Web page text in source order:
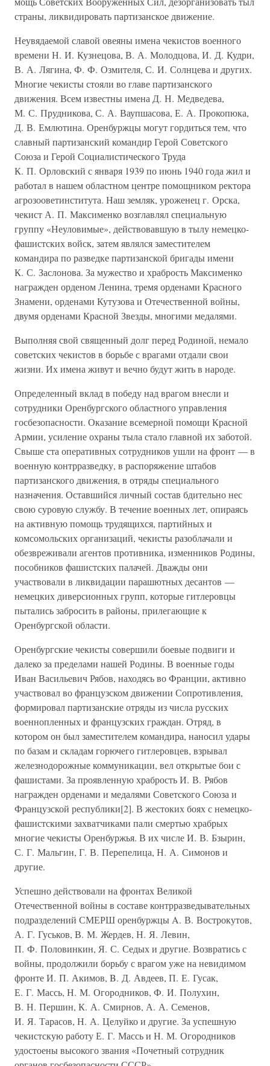
страны, ликвидировать партизанское движение.
Неувядаемой славой овеяны имена чекистов военного
времени Н. И. Кузнецова, В. А. Молодцова, И. Д. Кудри,
В. А. Лягина, Ф. Ф. Озмителя, С. И. Солнцева и других.
Многие чекисты стояли во главе партизанского
движения. Всем известны имена Д. Н. Медведева,
М. С. Прудникова, С. А. Ваупшасова, Е. А. Прокопюка,
Д. В. Емлютина. Оренбуржцы могут гордиться тем, что
славный партизанский командир Герой Советского
Союза и Герой Социалистического Труда
К. П. Орловский с января 1939 по июнь 1940 года жил и
работал в нашем областном центре помощником ректора
агрозооветинститута. Наш земляк, уроженец г. Орска,
чекист А. П. Максименко возглавлял специальную
группу «Неуловимые», действовавшую в тылу немецко-
фашистских войск, затем являлся заместителем
командира по разведке партизанской бригады имени
К. С. Заслонова. За мужество и храбрость Максименко
награжден орденом Ленина, тремя орденами Красного
Знамени, орденами Кутузова и Отечественной войны,
двумя орденами Красной Звезды, многими медалями.
Выполняя свой священный долг перед Родиной, немало
советских чекистов в борьбе с врагами отдали свои
жизни. Их имена живут и вечно будут жить в народе.
Определенный вклад в победу над врагом внесли и
сотрудники Оренбургского областного управления
госбезопасности. Оказание всемерной помощи Красной
Армии, усиление охраны тыла стало главной их заботой.
Свыше ста оперативных сотрудников ушли на фронт — в
военную контрразведку, в распоряжение штабов
партизанского движения, в отряды специального
назначения. Оставшийся личный состав бдительно нес
свою суровую службу. В течение военных лет, опираясь
на активную помощь трудящихся, партийных и
комсомольских организаций, чекисты разоблачали и
обезвреживали агентов противника, изменников Родины,
пособников фашистских палачей. Дважды они
участвовали в ликвидации парашютных десантов —
немецких диверсионных групп, которые гитлеровцы
пытались забросить в районы, прилегающие к
Оренбургской области.
Оренбургские чекисты совершили боевые подвиги и
далеко за пределами нашей Родины. В военные годы
Иван Васильевич Рябов, находясь во Франции, активно
участвовал во французском движении Сопротивления,
формировал партизанские отряды из числа русских
военнопленных и французских граждан. Отряд, в
котором он был заместителем командира, наносил удары
по базам и складам горючего гитлеровцев, взрывал
железнодорожные коммуникации, вел открытые бои с
фашистами. За проявленную храбрость И. В. Рябов
награжден орденами и медалями Советского Союза и
Французской республики[2]. В жестоких боях с немецко-
фашистскими захватчиками пали смертью храбрых
многие чекисты Оренбуржья. В их числе И. В. Бзырин,
С. Г. Мальгин, Г. В. Перепелица, Н. А. Симонов и
другие.
Успешно действовали на фронтах Великой
Отечественной войны в составе контрразведывательных
подразделений СМЕРШ оренбуржцы A. В. Вострокутов,
А. Г. Гуськов, В. М. Жердев, Н. Я. Левин,
П. Ф. Половинкин, Я. С. Седых и другие. Возвратись с
войны, продолжили борьбу с врагом уже на невидимом
фронте И. П. Акимов, B. Д. Авдеев, П. Е. Гусак,
Е. Г. Массь, Н. М. Огородников, Ф. И. Полухин,
В. Н. Першин, К. А. Смирнов, А. А. Семенов,
И. Я. Тарасов, Н. А. Целуйко и другие. За успешную
чекистскую работу Е. Г. Массь и Н. М. Огородников
удостоены высокого звания «Почетный сотрудник